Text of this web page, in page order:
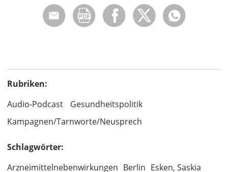
Rubriken:
Audio-Podcast
Gesundheitspolitik
Kampagnen/Tarnworte/Neusprech
Schlagwörter:
Arzneimittelnebenwirkungen Berlin Esken, Saskia